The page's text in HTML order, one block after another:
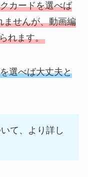
カードを選べば
ませんが、動画編
れます。
選べば大丈夫と
て、より詳し